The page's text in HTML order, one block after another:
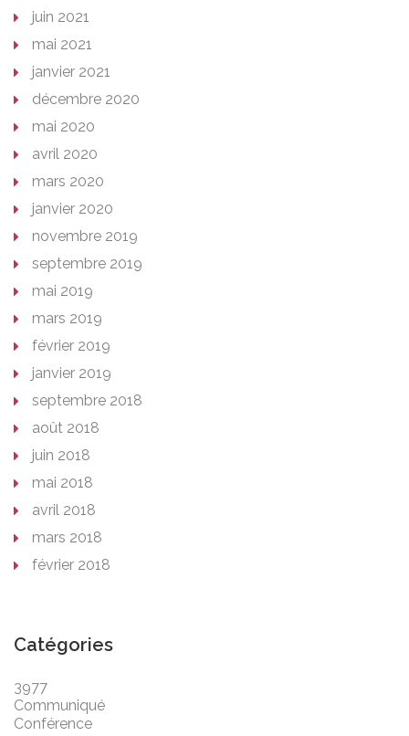
juin 2021
mai 2021
janvier 2021
décembre 2020
mai 2020
avril 2020
mars 2020
janvier 2020
novembre 2019
septembre 2019
mai 2019
mars 2019
février 2019
janvier 2019
septembre 2018
août 2018
juin 2018
mai 2018
avril 2018
mars 2018
février 2018
Catégories
3977
Communiqué
Conférence